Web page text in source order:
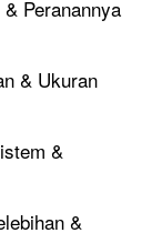
Peranannya
& Ukuran
&
&